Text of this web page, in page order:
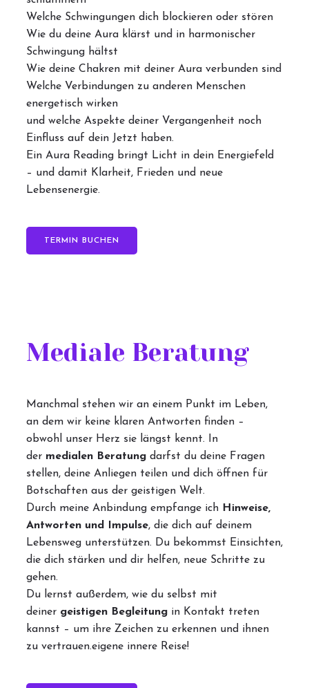
Welche Schwingungen dich blockieren oder stören
Wie du deine Aura klärst und in harmonischer
Schwingung hältst
Wie deine Chakren mit deiner Aura verbunden sind
Welche Verbindungen zu anderen Menschen
energetisch wirken
und welche Aspekte deiner Vergangenheit noch
Einfluss auf dein Jetzt haben.
Ein Aura Reading bringt Licht in dein Energiefeld
– und damit Klarheit, Frieden und neue
Lebensenergie.
TERMIN BUCHEN
Mediale Beratung
Manchmal stehen wir an einem Punkt im Leben,
an dem wir keine klaren Antworten finden –
obwohl unser Herz sie längst kennt. In
der medialen Beratung darfst du deine Fragen
stellen, deine Anliegen teilen und dich öffnen für
Botschaften aus der geistigen Welt.
Durch meine Anbindung empfange ich Hinweise,
Antworten und Impulse, die dich auf deinem
Lebensweg unterstützen. Du bekommst Einsichten,
die dich stärken und dir helfen, neue Schritte zu
gehen.
Du lernst außerdem, wie du selbst mit
deiner geistigen Begleitung in Kontakt treten
kannst – um ihre Zeichen zu erkennen und ihnen
zu vertrauen.eigene innere Reise!